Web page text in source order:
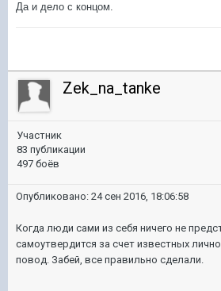
Да и дело с концом.
Zek_na_tanke
Участник
83 публикации
497 боёв
Опубликовано: 24 сен 2016, 18:06:58
Когда люди сами из себя ничего не
самоутвердится за счет известных
повод. Забей, все правильно сделали.